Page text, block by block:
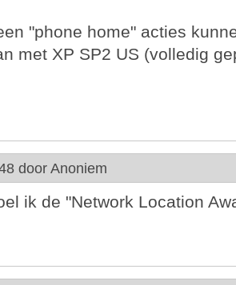
"phone home" acties
met XP SP2 US (volledig
door Anoniem
ik de "Network Location